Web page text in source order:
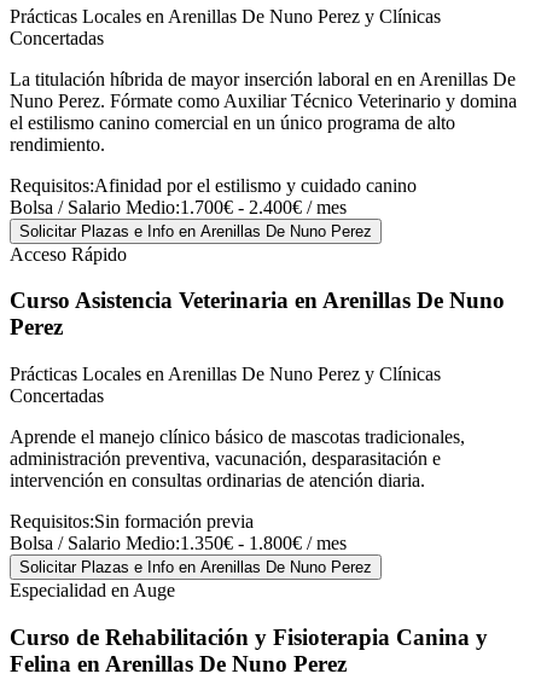
Prácticas Locales en Arenillas De Nuno Perez y Clínicas
Concertadas
La titulación híbrida de mayor inserción laboral en en Arenillas De
Nuno Perez. Fórmate como Auxiliar Técnico Veterinario y domina
el estilismo canino comercial en un único programa de alto
rendimiento.
Requisitos:Afinidad por el estilismo y cuidado canino
Bolsa / Salario Medio:1.700€ - 2.400€ / mes
Solicitar Plazas e Info en Arenillas De Nuno Perez
Acceso Rápido
Curso Asistencia Veterinaria en Arenillas De Nuno
Perez
Prácticas Locales en Arenillas De Nuno Perez y Clínicas
Concertadas
Aprende el manejo clínico básico de mascotas tradicionales,
administración preventiva, vacunación, desparasitación e
intervención en consultas ordinarias de atención diaria.
Requisitos:Sin formación previa
Bolsa / Salario Medio:1.350€ - 1.800€ / mes
Solicitar Plazas e Info en Arenillas De Nuno Perez
Especialidad en Auge
Curso de Rehabilitación y Fisioterapia Canina y
Felina en Arenillas De Nuno Perez